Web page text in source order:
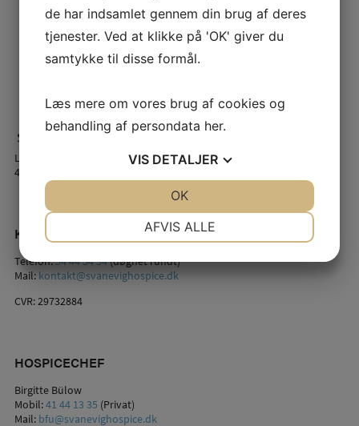
Lindstrømsvej 2
4941 Bandholm
KONTAKT OS
Telefon:54 44 54 34(døgnet rundt)
Mail: kontakt@svanevighospice.dk
CVR: 29732884
HOSPICECHEF
Birgitte Bülow
Mobil:41 44 13 35 (Privat)
Mail: bfu@svanevighospice.dk
de har indsamlet gennem din brug af deres
tjenester. Ved at klikke på 'OK' giver du
samtykke til disse formål.
Læs mere om vores brug af cookies og
behandling af persondata her.
VIS DETALJER
MARKETING
AFVIS ALLE
OK